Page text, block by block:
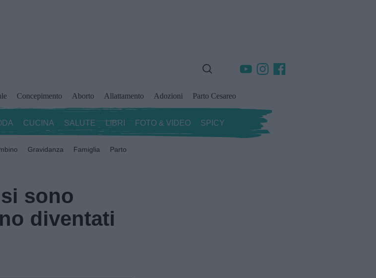
Concepimento Aborto Allattamento Adozioni Parto Cesareo
CUCINA SALUTE LIBRI FOTO & VIDEO SPICY
Gravidanza Famiglia Parto
sono
diventati